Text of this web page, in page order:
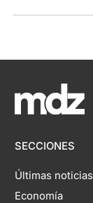
SECCIONES
Últimas noticias
Economía